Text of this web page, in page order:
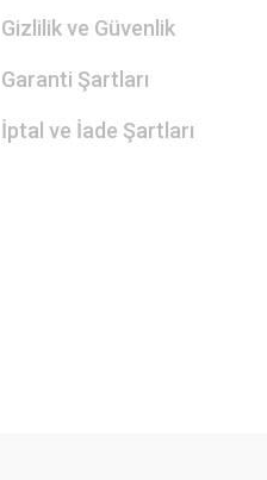
Gizlilik ve Güvenlik
Garanti Şartları
İptal ve İade Şartları